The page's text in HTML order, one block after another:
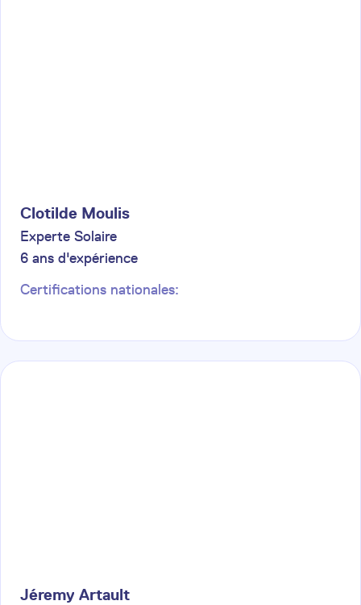
Clotilde Moulis
Experte Solaire
6 ans d'expérience
Certifications nationales:
Jéremy Artault